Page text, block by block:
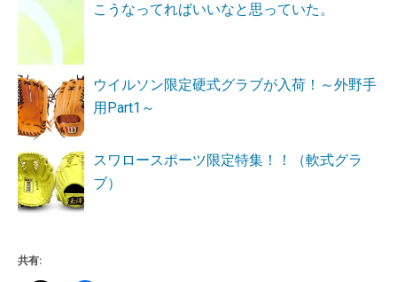
こうなってればいいなと思っていた。
ウイルソン限定硬式グラブが入荷！～外野手
用Part1～
スワロースポーツ限定特集！！（軟式グラ
ブ）
共有: